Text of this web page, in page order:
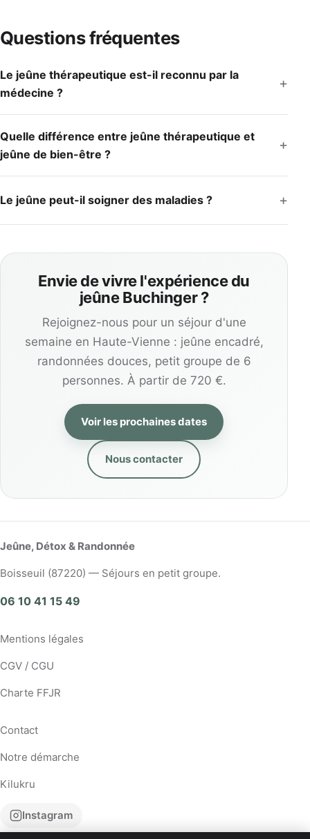
Questions fréquentes
Le jeûne thérapeutique est-il reconnu par la
médecine ?
Quelle différence entre jeûne thérapeutique et
jeûne de bien-être ?
Le jeûne peut-il soigner des maladies ?
Envie de vivre l'expérience du
jeûne Buchinger ?
Rejoignez-nous pour un séjour d'une
semaine en Haute-Vienne : jeûne encadré,
randonnées douces, petit groupe de 6
personnes. À partir de 720 €.
Voir les prochaines dates
Nous contacter
Jeûne, Détox & Randonnée
Boisseuil (87220) — Séjours en petit groupe.
06 10 41 15 49
Mentions légales
CGV / CGU
Charte FFJR
Contact
Notre démarche
Kilukru
Instagram